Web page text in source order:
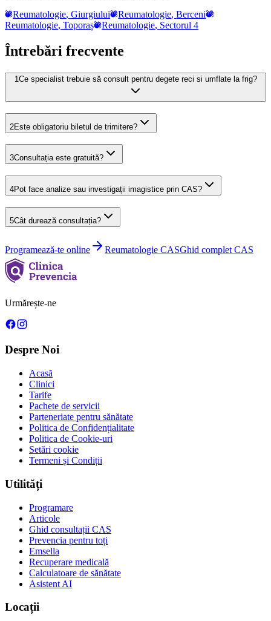
Reumatologie,Giurgiului Reumatologie,Berceni
Reumatologie, Toporaș Reumatologie, Sectorul 4
Întrebări frecvente
1 Ce specialist trebuie să consult pentru degete reci si umflate la frig?
2Este obligatoriu biletul de trimitere?
3Consultația este gratuită?
4Pot face analize sau investigații imagistice prin CAS?
5Cât durează consultația?
Programează-te online Reumatologie CASGhid complet CAS
Urmărește-ne
Despre Noi
Acasă
Clinici
Tarife
Pachete de servicii
Parteneriate pentru sănătate
Politica de Confidențialitate
Politica de Cookie-uri
Setări cookie
Termeni și Condiții
Utilități
Programare
Articole
Ghid consultații CAS
Prevencia pentru toți
Emsella
Recuperare medicală
Calculatoare de sănătate
Asistent AI
Locații